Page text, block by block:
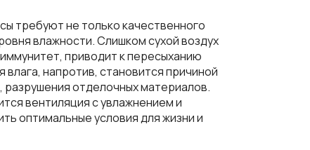
требуют не только качественного
влажности. Слишком сухой воздух
приводит к пересыханию
напротив, становится причиной
отделочных материалов.
вентиляция с увлажнением и
оптимальные условия для жизни и